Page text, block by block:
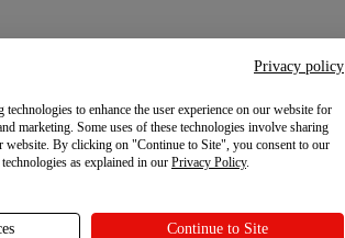
sulla privacy
Privacy policy
technologies to enhance the user experience on our website for
marketing. Some uses of these technologies involve sharing
website. By clicking on "Continue to Site", you consent to our
as explained in our Privacy Policy.
Continue to Site